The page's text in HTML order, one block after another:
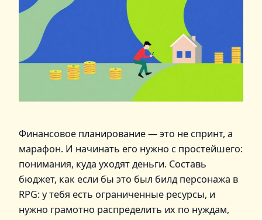
Финансовое планирование — это не спринт, а
марафон. И начинать его нужно с простейшего:
понимания, куда уходят деньги. Составь
бюджет, как если бы это был билд персонажа в
RPG: у тебя есть ограниченные ресурсы, и
нужно грамотно распределить их по нуждам,